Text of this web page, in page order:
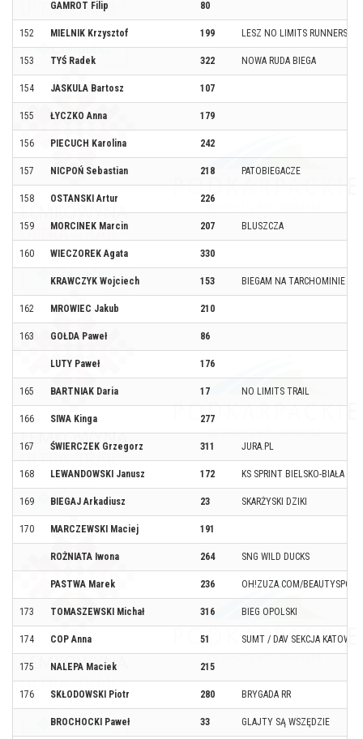
GAMROT Filip 80
152 MIELNIK Krzysztof 199 LESZ NO LIMITS RUNNERS
153 TYŚ Radek 322 NOWA RUDA BIEGA
154 JASKULA Bartosz 107
155 ŁYCZKO Anna 179
156 PIECUCH Karolina 242
157 NICPOŃ Sebastian 218 PATOBIEGACZE
158 OSTANSKI Artur 226
159 MORCINEK Marcin 207 BLUSZCZA
160 WIECZOREK Agata 330
KRAWCZYK Wojciech 153 BIEGAM NA TARCHOMINIE
162 MROWIEC Jakub 210
163 GOŁDA Paweł 86
LUTY Paweł 176
165 BARTNIAK Daria 17 NO LIMITS TRAIL
166 SIWA Kinga 277
167 ŚWIERCZEK Grzegorz 311 JURA.PL
168 LEWANDOWSKI Janusz 172 KS SPRINT BIELSKO-BIAŁA
169 BIEGAJ Arkadiusz 23 SKARŻYSKI DZIKI
170 MARCZEWSKI Maciej 191
ROŻNIATA Iwona 264 SNG WILD DUCKS
PASTWA Marek 236 OH!ZUZA.COM/BEAUTYSPORT
173 TOMASZEWSKI Michał 316 BIEG OPOLSKI
174 COP Anna 51 SUMT / DAV SEKCJA
175 NALEPA Maciek 215
176 SKŁODOWSKI Piotr 280 BRYGADA RR
BROCHOCKI Paweł 33 GLAJTY SĄ WSZĘDZIE